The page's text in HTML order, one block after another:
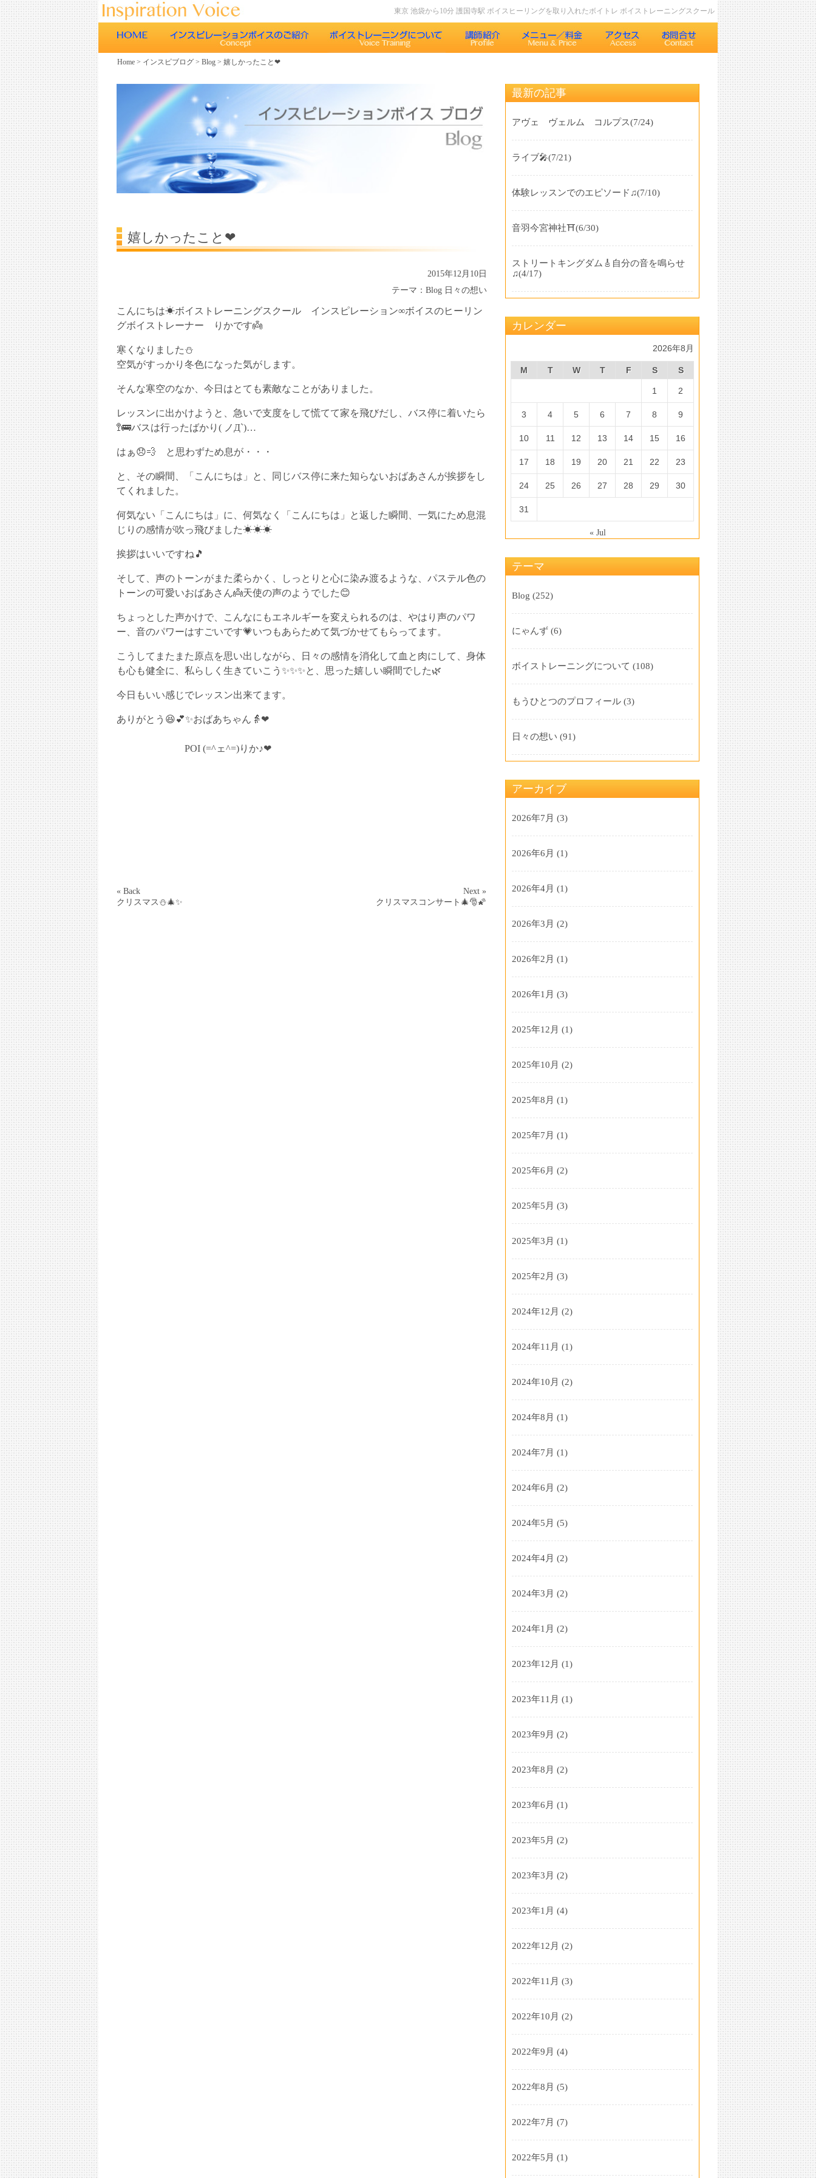
東京 池袋から10分 護国寺駅 ボイスヒーリングを取り入れたボイトレ ボイストレーニングスクール
ごあいさつ
インスピレーションボイスの特徴
エネルギーワークとヒーリング効果
エネルギーワークと声との関係
ボイスヒーリング
インスピレーションボイスのボイスメソッド
Home> インスピブログ> Blog> 嬉しかったこと❤
嬉しかったこと❤
2015年12月10日
テーマ： Blog 日々の想い
こんにちは☀ボイストレーニングスクール インスピレーション∞ボイスのヒーリン
グボイストレーナー りかです👼
寒くなりました⛄
空気がすっかり冬色になった気がします。
そんな寒空のなか、今日はとても素敵なことがありました。
レッスンに出かけようと、急いで支度をして慌てて家を飛びだし、バス停に着いたら
🚏🚌バスは行ったばかり( ノД`)…
はぁ😞💨 と思わずため息が・・・
と、その瞬間、「こんにちは」と、同じバス停に来た知らないおばあさんが挨拶をし
てくれました。
何気ない「こんにちは」に、何気なく「こんにちは」と返した瞬間、一気にため息混
じりの感情が吹っ飛びました☀☀☀
挨拶はいいですね🎵
そして、声のトーンがまた柔らかく、しっとりと心に染み渡るような、パステル色の
トーンの可愛いおばあさん👼天使の声のようでした😊
ちょっとした声かけで、こんなにもエネルギーを変えられるのは、やはり声のパワ
ー、音のパワーはすごいです💗いつもあらためて気づかせてもらってます。
こうしてまたまた原点を思い出しながら、日々の感情を消化して血と肉にして、身体
も心も健全に、私らしく生きていこう✨✨✨と、思った嬉しい瞬間でした🌿
今日もいい感じでレッスン出来てます。
ありがとう😆💕✨おばあちゃん👵❤
POI (=^ェ^=)りか♪❤
« Back
クリスマス⛄🎄✨
Next »
クリスマスコンサート🎄🎅🌠
最新の記事
アヴェ ヴェルム コルプス(7/24)
ライブ🎤(7/21)
体験レッスンでのエピソード♫(7/10)
音羽今宮神社⛩️(6/30)
ストリートキングダム🎸自分の音を鳴らせ
♫(4/17)
カレンダー
2026年8月
M T W T F S S
1 2
3 4 5 6 7 8 9
10 11 12 13 14 15 16
17 18 19 20 21 22 23
24 25 26 27 28 29 30
31
« Jul
テーマ
Blog (252)
にゃんず (6)
ボイストレーニングについて (108)
もうひとつのプロフィール (3)
日々の想い (91)
アーカイブ
2026年7月 (3)
2026年6月 (1)
2026年4月 (1)
2026年3月 (2)
2026年2月 (1)
2026年1月 (3)
2025年12月 (1)
2025年10月 (2)
2025年8月 (1)
2025年7月 (1)
2025年6月 (2)
2025年5月 (3)
2025年3月 (1)
2025年2月 (3)
2024年12月 (2)
2024年11月 (1)
2024年10月 (2)
2024年8月 (1)
2024年7月 (1)
2024年6月 (2)
2024年5月 (5)
2024年4月 (2)
2024年3月 (2)
2024年1月 (2)
2023年12月 (1)
2023年11月 (1)
2023年9月 (2)
2023年8月 (2)
2023年6月 (1)
2023年5月 (2)
2023年3月 (2)
2023年1月 (4)
2022年12月 (2)
2022年11月 (3)
2022年10月 (2)
2022年9月 (4)
2022年8月 (5)
2022年7月 (7)
2022年5月 (1)